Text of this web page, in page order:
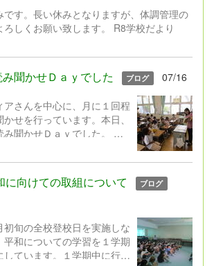
ける力が求められていま
では、工作や理科の研究に
く、子どもたち一人一人が
」「もっと知りたい」「でき
い」と思うことに挑戦する機
までの「工作」や「自由研
。「子どもたちの興味・関
組内容の幅を広げ、長い休
り組んだ「１人１挑戦」を
実施します。保護者の皆
です。長い休みとなりますが、体調管理の
しくお願い致します。 R8学校だより
聞かせＤａｙでした ブログ 07/16
アさんを中心に、月に１回程
せを行っています。本日、
み聞かせＤａｙでした。
凝らして読み聞かせしてくだ
もたちは、もうくぎ付け！
員会の児童や学校職員
ィアさんと一緒に読み聞か
２４日（木）からスター
な本やお話と出会えますよう
に向けての取組について ブログ
初旬の全校登校日を実施しな
平和についての学習を１学期
しています。１学期中に行う